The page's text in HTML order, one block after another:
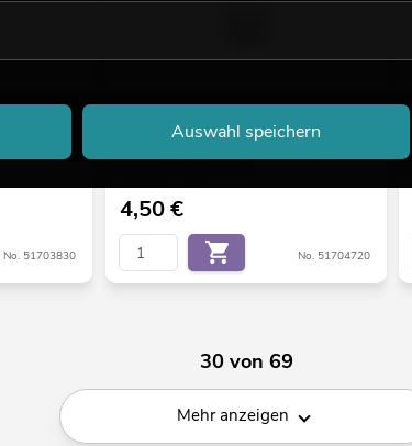
Profi, 1l
No. 51703830
4,50€
No. 51704720
30 von 69
Mehr anzeigen
Auswahl speichern